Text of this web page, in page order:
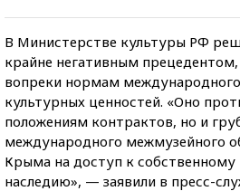
В Министерстве культуры РФ
крайне негативным
вопреки нормам
культурных ценностей. «Оно
положениям контрактов, но и
международного межмузейного
Крыма на доступ к
наследию», — заявили в пресс-